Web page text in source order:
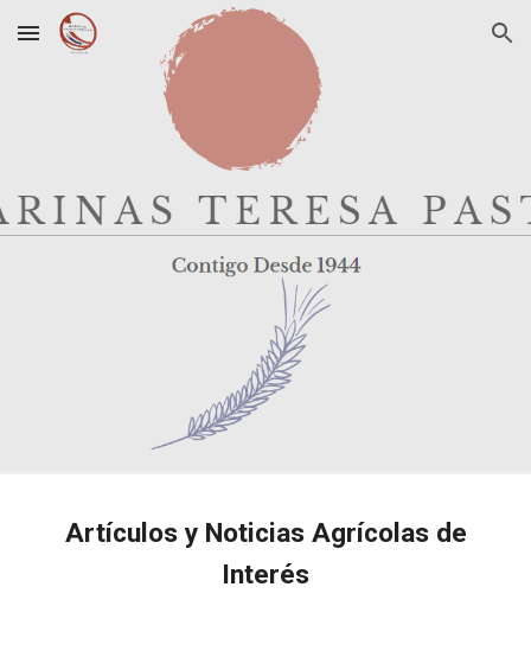
Skip to main content Skip to navigation
Artículos y Noticias Agrícolas de
Interés